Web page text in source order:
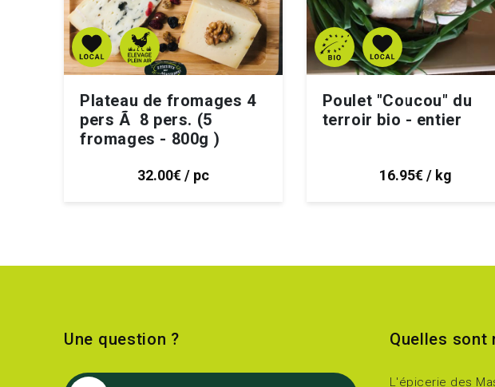
Plateau de fromages 4
pers Ã 8 pers. (5
fromages - 800g )
32.00€ / pc
Poulet "Coucou" du
terroir bio - entier
16.95€ / kg
Une question ? Quelles sont
L'épicerie des